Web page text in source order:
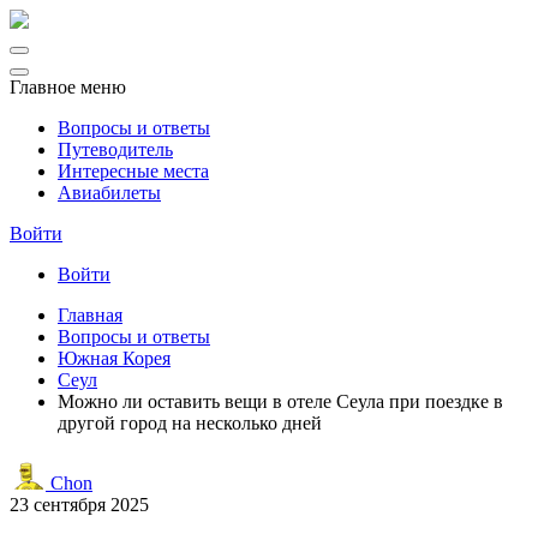
Главное меню
Вопросы и ответы
Путеводитель
Интересные места
Авиабилеты
Войти
Войти
Главная
Вопросы и ответы
Южная Корея
Сеул
Можно ли оставить вещи в отеле Сеула при поездке в
другой город на несколько дней
Chon
23 сентября 2025